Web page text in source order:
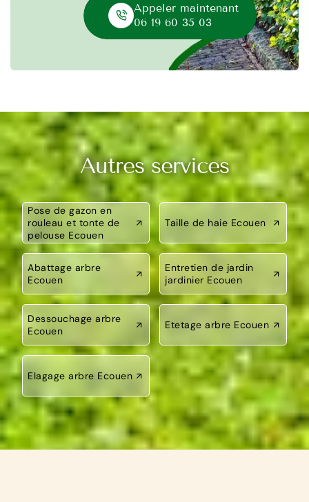
Appeler maintenant
06 19 60 35 03
Autres services
Pose de gazon en
rouleau et tonte de
pelouse Ecouen
Taille de haie Ecouen
Abattage arbre
Ecouen
Entretien de jardin
jardinier Ecouen
Dessouchage arbre
Ecouen
Etetage arbre Ecouen
Elagage arbre Ecouen